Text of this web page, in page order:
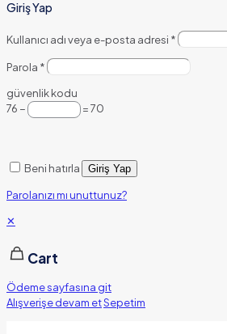
Giriş Yap
Kullanıcı adı veya e-posta adresi *
Parola *
güvenlik kodu
76 −
= 70
Beni hatırla Giriş Yap
Parolanızı mı unuttunuz?
✕
Cart
Ödeme sayfasına git
Alışverişe devam etSepetim